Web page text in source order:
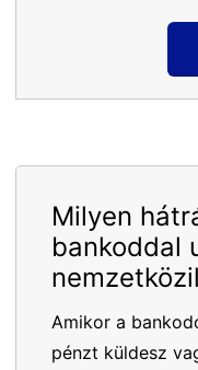
Milyen
bankoddal
Amikor a
pénzt küldesz